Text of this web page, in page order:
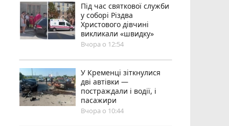
Під час святкової служби
у соборі Різдва
Христового дівчині
викликали «швидку»
Вчора о 12:54
У Кременці зіткнулися
дві автівки —
постраждали і водії, і
пасажири
Вчора о 10:44